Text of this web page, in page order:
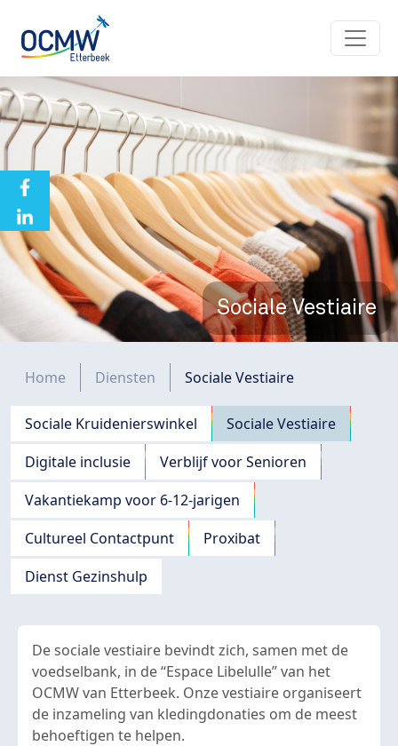
Sociale Vestiaire
Kruimelpad
Home Diensten Sociale Vestiaire
Navigation principale
Sociale Kruidenierswinkel
Sociale Vestiaire
Digitale inclusie
Verblijf voor Senioren
Vakantiekamp voor 6-12-jarigen
Cultureel Contactpunt
Proxibat
Dienst Gezinshulp
De sociale vestiaire bevindt zich, samen met de
voedselbank, in de “Espace Libelulle” van het
OCMW van Etterbeek. Onze vestiaire organiseert
de inzameling van kledingdonaties om de meest
behoeftigen te helpen.